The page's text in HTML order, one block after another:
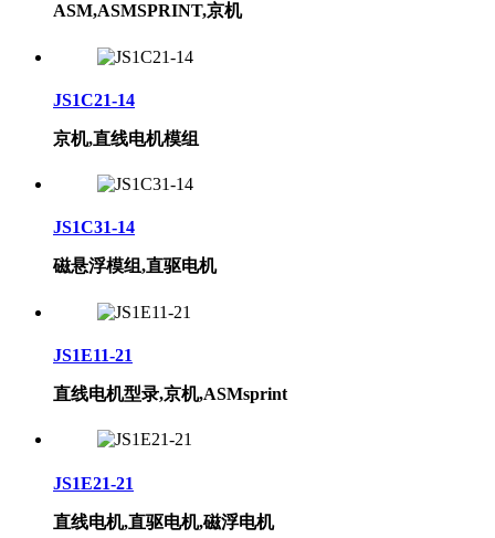
ASM,ASMSPRINT,京机
JS1C21-14
京机,直线电机模组
JS1C31-14
磁悬浮模组,直驱电机
JS1E11-21
直线电机型录,京机,ASMsprint
JS1E21-21
直线电机,直驱电机,磁浮电机